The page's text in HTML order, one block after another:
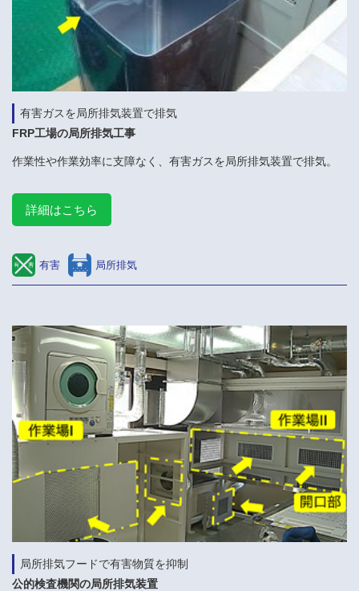
有害ガスを局所排気装置で排気
FRP工場の局所排気工事
作業性や作業効率に支障なく、有害ガスを局所排気装置で排気。
詳細はこちら
有害 局所排気
局所排気フードで有害物質を抑制
公的検査機関の局所排気装置